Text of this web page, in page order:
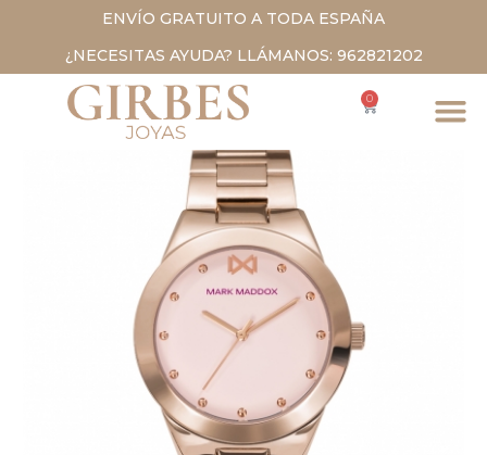
ENVÍO GRATUITO A TODA ESPAÑA
¿NECESITAS AYUDA? LLÁMANOS: 962821202
0